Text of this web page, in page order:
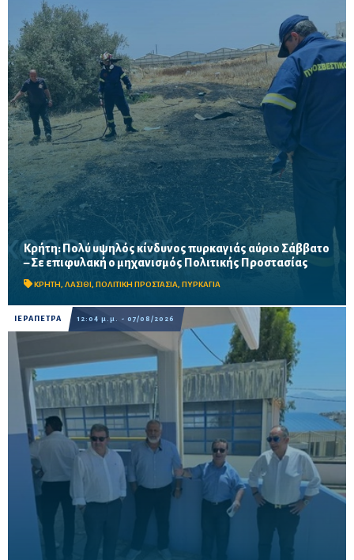
Κρήτη: Πολύ υψηλός κίνδυνος πυρκαγιάς αύριο Σάββατο
– Σε επιφυλακή ο μηχανισμός Πολιτικής Προστασίας
ΚΡΗΤΗ, ΛΑΣΙΘΙ, ΠΟΛΙΤΙΚΗ ΠΡΟΣΤΑΣΙΑ, ΠΥΡΚΑΓΙΑ
Σε επιφυλακή ο μηχανισμός Πολιτικής Προστασίας λόγω πολύ
υψηλού κινδύνου πυρκαγιάς στην Κρήτη το Σάββατο 8
Αυγούστου – Απαγορεύονται η χρήση φωτιάς και η πρόσβα...
ΙΕΡΑΠΕΤΡΑ 12:04 μ.μ. - 07/08/2026